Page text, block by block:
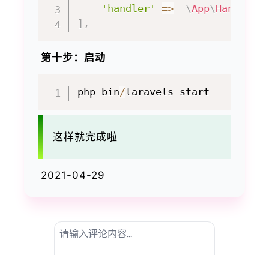
'handler'
=> \App\Handlers
] ,
第十步：启动
php bin/
这样就完成啦
2021-04-29